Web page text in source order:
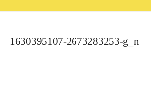
1630395107-2673283253-g_n